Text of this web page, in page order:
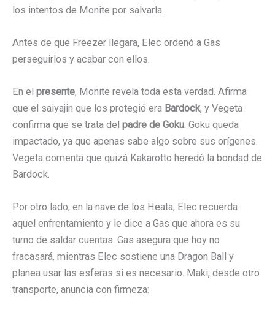
los intentos de Monite por salvarla.
Antes de que Freezer llegara, Elec ordenó a Gas
perseguirlos y acabar con ellos.
En el presente, Monite revela toda esta verdad. Afirma
que el saiyajin que los protegió era Bardock, y Vegeta
confirma que se trata del padre de Goku. Goku queda
impactado, ya que apenas sabe algo sobre sus orígenes.
Vegeta comenta que quizá Kakarotto heredó la bondad de
Bardock.
Por otro lado, en la nave de los Heata, Elec recuerda
aquel enfrentamiento y le dice a Gas que ahora es su
turno de saldar cuentas. Gas asegura que hoy no
fracasará, mientras Elec sostiene una Dragon Ball y
planea usar las esferas si es necesario. Maki, desde otro
transporte, anuncia con firmeza: